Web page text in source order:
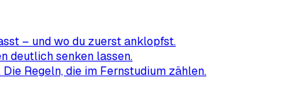
– und wo du zuerst anklopfst.
deutlich senken lassen.
Regeln, die im Fernstudium zählen.